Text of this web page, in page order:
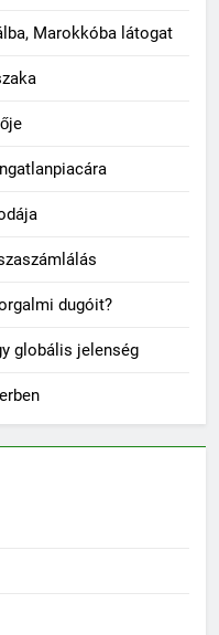
Marokkóba látogat
dugóit?
globális jelenség